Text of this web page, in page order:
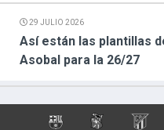
29 JULIO 2026
Así están las plantillas
Asobal para la 26/27